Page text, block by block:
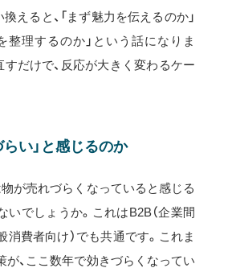
えると、「まず魅力を伝えるのか」
整理するのか」という話になりま
すだけで、反応が大きく変わるケー
らい」と感じるのか
物が売れづらくなっていると感じる
いでしょうか。これはB2B（企業間
消費者向け）でも共通です。これま
が、ここ数年で効きづらくなってい